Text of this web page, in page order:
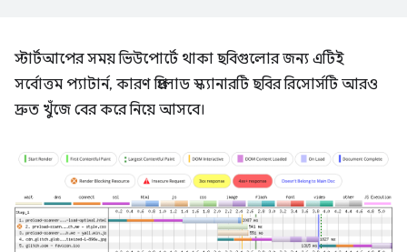
স্টার্টআপের সময় ভিউপোর্টে থাকা ছবিগুলোর জন্য এটিই
সর্বোত্তম প্যাটার্ন, কারণ প্রিলোড স্ক্যানারটি ছবির রিসোর্সটি আরও
দ্রুত খুঁজে বের করে নিয়ে আসবে।